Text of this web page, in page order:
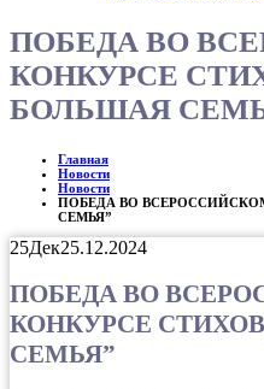
ПОБЕДА ВО
КОНКУРСЕ
БОЛЬШАЯ
Главная
Новости
Новости
ПОБЕДА ВО
СЕМЬЯ”
25Дек25.12.2024
ПОБЕДА ВО
КОНКУРСЕ
СЕМЬЯ”